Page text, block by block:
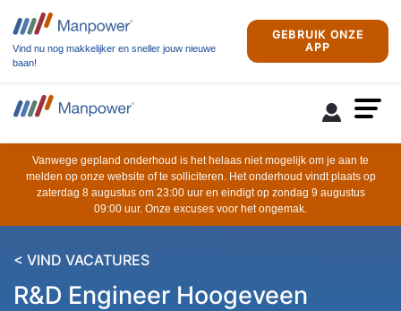
Vind nu nog makkelijker en sneller jouw nieuwe
baan!
GEBRUIK ONZE
APP
Vanwege gepland onderhoud is het helaas niet mogelijk om je aan te
melden op onze website of te solliciteren. Het onderhoud vindt plaats op
zaterdag 8 augustus om 23:00 uur en eindigt op zondag 9 augustus
09:00 uur. Onze excuses voor het ongemak.
< VIND VACATURES
R&D Engineer Hoogeveen